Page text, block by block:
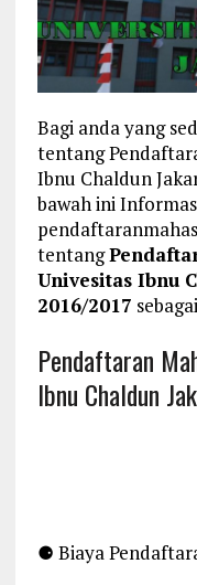
Bagi anda yang
tentang
Ibnu Chaldun
bawah ini
tentang
Univesitas Ibnu
2016/2017
Pendaftaran
Ibnu Chaldun
⚈ Biaya